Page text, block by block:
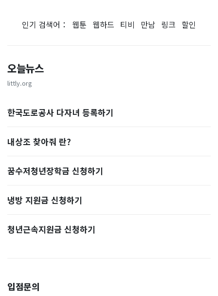
인기 검색어： 웹툰 웹하드 티비 만남 링크 할인
오늘뉴스
littly.org
한국도로공사 다자녀 등록하기
내상조 찾아줘 란?
꿈수저청년장학금 신청하기
냉방 지원금 신청하기
청년근속지원금 신청하기
입점문의